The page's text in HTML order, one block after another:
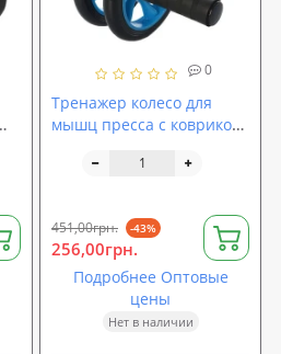
0
Тренажер колесо для
мышц пресса с ковриком
451,00грн. -43%
256,00грн.
Подробнее Оптовые
цены
Нет в наличии